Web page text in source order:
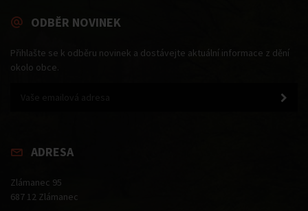
ODBĚR NOVINEK
Přihlašte se k odběru novinek a dostávejte aktuální informace z dění
okolo obce.
ADRESA
Zlámanec 95
687 12 Zlámanec